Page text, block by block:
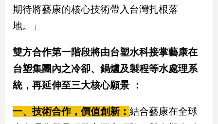
流
行/
時
追
星
活
期待將藝康的核心技術帶入台灣扎根落
地。」
雙方合作第一階段將由台塑水科接掌藝康在
台塑集團內之冷卻、鍋爐及製程等水處理系
統，再延伸至三大核心願景 ：
一、技術合作，價值創新：結合藝康在全球